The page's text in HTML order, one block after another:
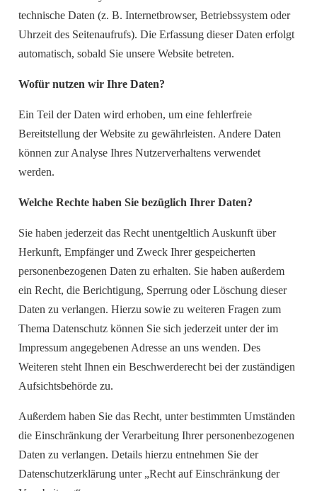
technische Daten (z. B. Internetbrowser, Betriebssystem oder
Uhrzeit des Seitenaufrufs). Die Erfassung dieser Daten erfolgt
automatisch, sobald Sie unsere Website betreten.
Wofür nutzen wir Ihre Daten?
Ein Teil der Daten wird erhoben, um eine fehlerfreie
Bereitstellung der Website zu gewährleisten. Andere Daten
können zur Analyse Ihres Nutzerverhaltens verwendet
werden.
Welche Rechte haben Sie bezüglich Ihrer Daten?
Sie haben jederzeit das Recht unentgeltlich Auskunft über
Herkunft, Empfänger und Zweck Ihrer gespeicherten
personenbezogenen Daten zu erhalten. Sie haben außerdem
ein Recht, die Berichtigung, Sperrung oder Löschung dieser
Daten zu verlangen. Hierzu sowie zu weiteren Fragen zum
Thema Datenschutz können Sie sich jederzeit unter der im
Impressum angegebenen Adresse an uns wenden. Des
Weiteren steht Ihnen ein Beschwerderecht bei der zuständigen
Aufsichtsbehörde zu.
Außerdem haben Sie das Recht, unter bestimmten Umständen
die Einschränkung der Verarbeitung Ihrer personenbezogenen
Daten zu verlangen. Details hierzu entnehmen Sie der
Datenschutzerklärung unter „Recht auf Einschränkung der